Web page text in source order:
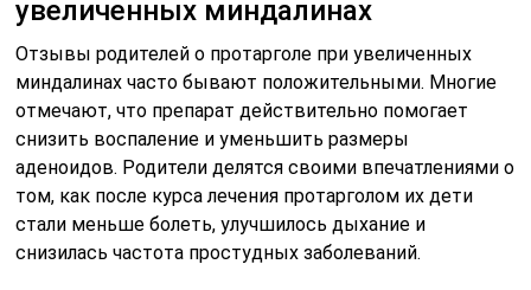
увеличенных миндалинах
Отзывы родителей о протарголе при увеличенных
миндалинах часто бывают положительными. Многие
отмечают, что препарат действительно помогает
снизить воспаление и уменьшить размеры
аденоидов. Родители делятся своими впечатлениями о
том, как после курса лечения протарголом их дети
стали меньше болеть, улучшилось дыхание и
снизилась частота простудных заболеваний.